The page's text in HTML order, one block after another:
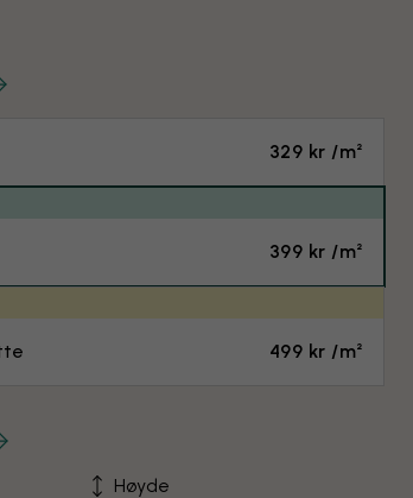
329 kr /m²
399 kr /m²
499 kr /m²
Høyde